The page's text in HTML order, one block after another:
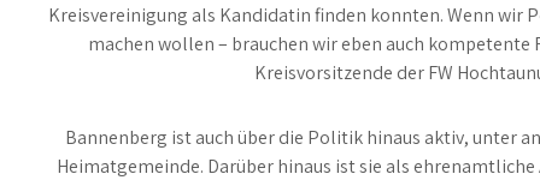
Kreisvereinigung als Kandidatin finden konnten. Wenn wir
machen wollen – brauchen wir eben auch kompetente
Kreisvorsitzende der FW
Bannenberg ist auch über die Politik hinaus aktiv, unter
Heimatgemeinde. Darüber hinaus ist sie als